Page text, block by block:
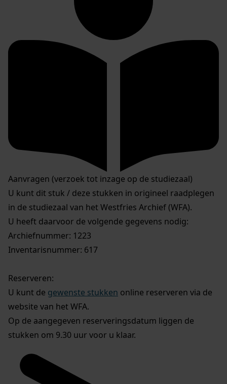
Aanvragen (verzoek tot inzage op de studiezaal)
U kunt dit stuk / deze stukken in origineel raadplegen
in de studiezaal van het Westfries Archief (WFA).
U heeft daarvoor de volgende gegevens nodig:
Archiefnummer: 1223
Inventarisnummer: 617
Reserveren:
U kunt de gewenste stukken online reserveren via de
website van het WFA.
Op de aangegeven reserveringsdatum liggen de
stukken om 9.30 uur voor u klaar.